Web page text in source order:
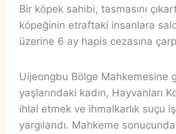
Bir köpek sahibi, tasmasını
köpeğinin etraftaki insanlara
üzerine 6 ay hapis cezasına
Uijeongbu Bölge Mahkemesine
yaşlarındaki kadın, Hayvanları
ihlal etmek ve ihmalkarlık suçu
yargılandı. Mahkeme